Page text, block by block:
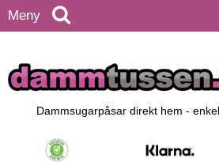
Meny
Dammsugarpåsar direkt hem -